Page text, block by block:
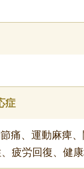
症
痛、運動麻痺
疲労回復、健